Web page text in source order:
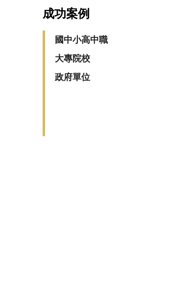
成功案例
國中小高中職
大專院校
政府單位